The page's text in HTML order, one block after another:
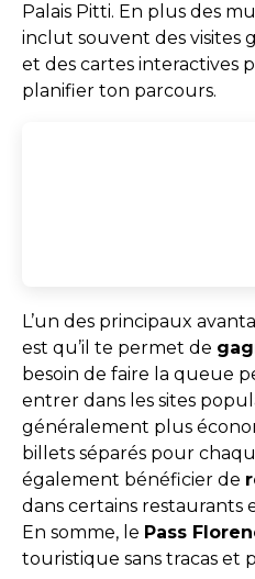
Palais Pitti. En plus des
inclut souvent des visites
et des cartes interactives
planifier ton parcours.
L’un des principaux
est qu’il te permet de
besoin de faire la queue
entrer dans les sites
généralement plus
billets séparés pour
également bénéficier de
dans certains restaurants
En somme, le Pass
touristique sans tracas et